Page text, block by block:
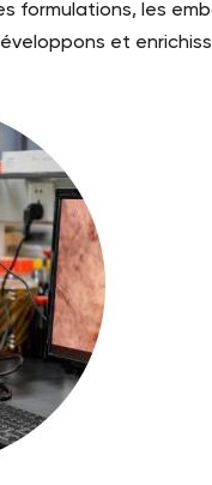
formulations, les
et